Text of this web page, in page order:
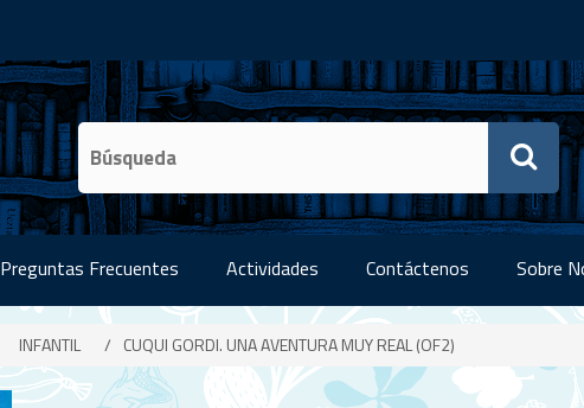
Preguntas Frecuentes Actividades Contáctenos Sobre
INFANTIL / CUQUI GORDI. UNA AVENTURA MUY REAL (OF2)